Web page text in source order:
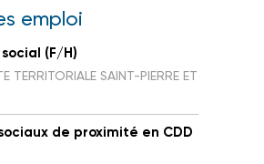
emploi
(F/H)
TERRITORIALE SAINT-PIERRE ET
de proximité en CDD